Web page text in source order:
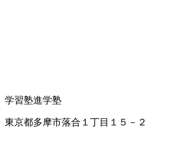
学習塾進学塾
東京都多摩市落合１丁目１５－２